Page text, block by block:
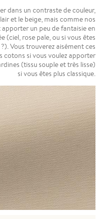
dans un contraste de couleur,
et le beige, mais comme nos
un peu de fantaisie en
(ciel, rose pale, ou si vous êtes
Vous trouverez aisément ces
cotons si vous voulez apporter
(tissu souple et très lisse)
si vous êtes plus classique.